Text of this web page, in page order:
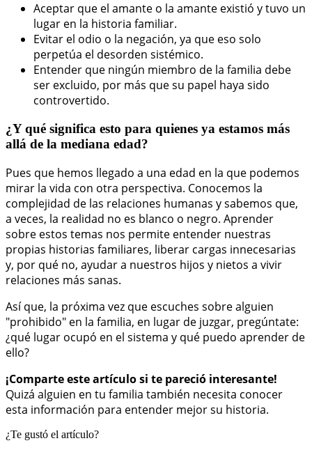
Aceptar que el amante o la amante existió y tuvo un
lugar en la historia familiar.
Evitar el odio o la negación, ya que eso solo
perpetúa el desorden sistémico.
Entender que ningún miembro de la familia debe
ser excluido, por más que su papel haya sido
controvertido.
¿Y qué significa esto para quienes ya estamos más
allá de la mediana edad?
Pues que hemos llegado a una edad en la que podemos
mirar la vida con otra perspectiva. Conocemos la
complejidad de las relaciones humanas y sabemos que,
a veces, la realidad no es blanco o negro. Aprender
sobre estos temas nos permite entender nuestras
propias historias familiares, liberar cargas innecesarias
y, por qué no, ayudar a nuestros hijos y nietos a vivir
relaciones más sanas.
Así que, la próxima vez que escuches sobre alguien
"prohibido" en la familia, en lugar de juzgar, pregúntate:
¿qué lugar ocupó en el sistema y qué puedo aprender de
ello?
¡Comparte este artículo si te pareció interesante!
Quizá alguien en tu familia también necesita conocer
esta información para entender mejor su historia.
¿Te gustó el artículo?